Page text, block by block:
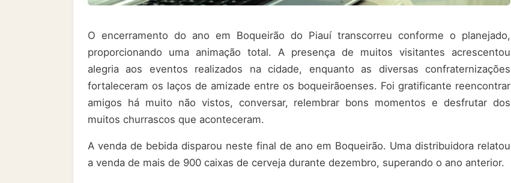
O encerramento do ano em Boqueirão do Piauí transcorreu conforme o planejado,
proporcionando uma animação total. A presença de muitos visitantes acrescentou
alegria aos eventos realizados na cidade, enquanto as diversas confraternizações
fortaleceram os laços de amizade entre os boqueirãoenses. Foi gratificante reencontrar
amigos há muito não vistos, conversar, relembrar bons momentos e desfrutar dos
muitos churrascos que aconteceram.
A venda de bebida disparou neste final de ano em Boqueirão. Uma distribuidora relatou
a venda de mais de 900 caixas de cerveja durante dezembro, superando o ano anterior.